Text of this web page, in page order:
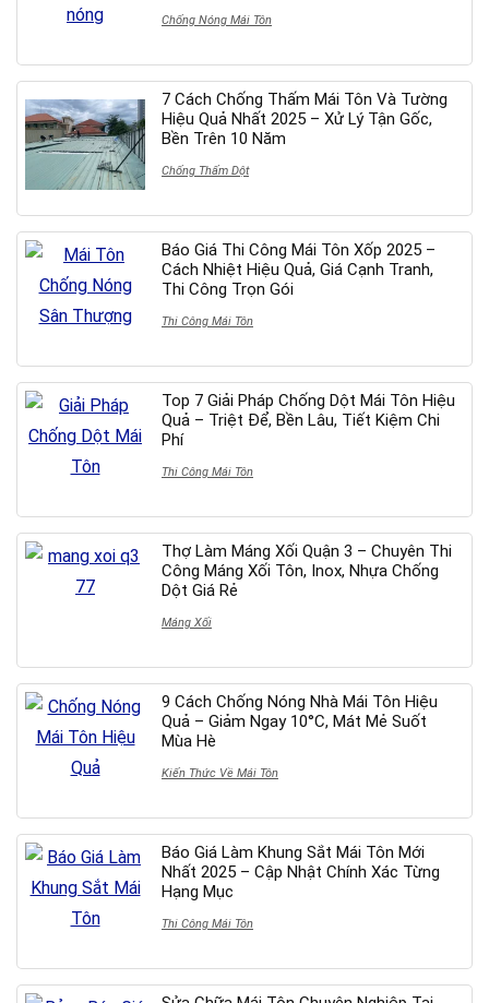
Chống Nóng Mái Tôn
7 Cách Chống Thấm Mái Tôn Và Tường
Hiệu Quả Nhất 2025 – Xử Lý Tận Gốc,
Bền Trên 10 Năm
Chống Thấm Dột
Báo Giá Thi Công Mái Tôn Xốp 2025 –
Cách Nhiệt Hiệu Quả, Giá Cạnh Tranh,
Thi Công Trọn Gói
Thi Công Mái Tôn
Top 7 Giải Pháp Chống Dột Mái Tôn Hiệu
Quả – Triệt Để, Bền Lâu, Tiết Kiệm Chi
Phí
Thi Công Mái Tôn
Thợ Làm Máng Xối Quận 3 – Chuyên Thi
Công Máng Xối Tôn, Inox, Nhựa Chống
Dột Giá Rẻ
Máng Xối
9 Cách Chống Nóng Nhà Mái Tôn Hiệu
Quả – Giảm Ngay 10°C, Mát Mẻ Suốt
Mùa Hè
Kiến Thức Về Mái Tôn
Báo Giá Làm Khung Sắt Mái Tôn Mới
Nhất 2025 – Cập Nhật Chính Xác Từng
Hạng Mục
Thi Công Mái Tôn